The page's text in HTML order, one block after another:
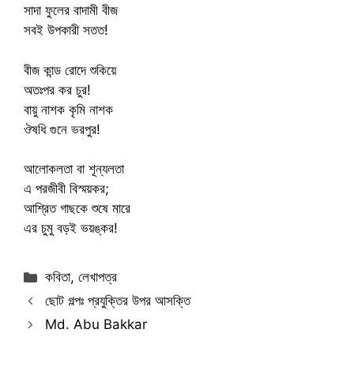
সাদা ফুলের বাদামী বীজ
সবই উপকারী সতত!
বীজ কান্ড রোদে শুকিয়ে
অতঃপর কর চুর!
বায়ু নাশক কৃমি নাশক
ঔষধি গুনে ভরপুর!
আলোকলতা বা শূন্যলতা
এ পরজীবী বিস্ময়কর;
আশ্রিত গাছকে শুষে মারে
এর চুমু বড়ই ভয়ঙ্কর!
Categories
কবিতা,লেখাপত্র
ছোট গল্পঃ প্রযুক্তির উপর আসক্তি
Md. Abu Bakkar